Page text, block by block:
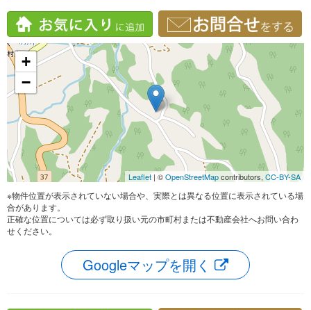
+
−
Leaflet | ©OpenStreetMapcontributors, CC-BY-SA
※物件位置が表示されていない場合や、実際とは異なる位置に表示されている場
合があります。
正確な位置については必ず取り扱い元の市町村または不動産会社へお問い合わ
せください。
Googleマップを開く